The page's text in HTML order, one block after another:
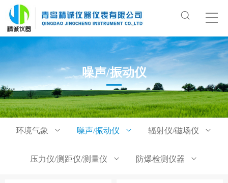
噪声/振动仪
环境气象 噪声/振动仪 辐射仪/磁场仪
压力仪/测距仪/测量仪 防爆检测仪器